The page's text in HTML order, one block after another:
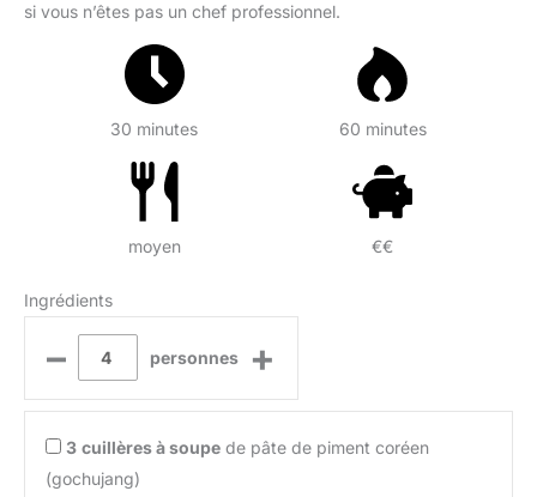
si vous n’êtes pas un chef professionnel.
30 minutes 60 minutes
moyen €€
Ingrédients
– personnes +
3 cuillères à soupe de pâte de piment coréen
(gochujang)